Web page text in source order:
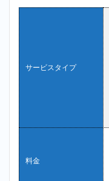
サービスタイプ
料金